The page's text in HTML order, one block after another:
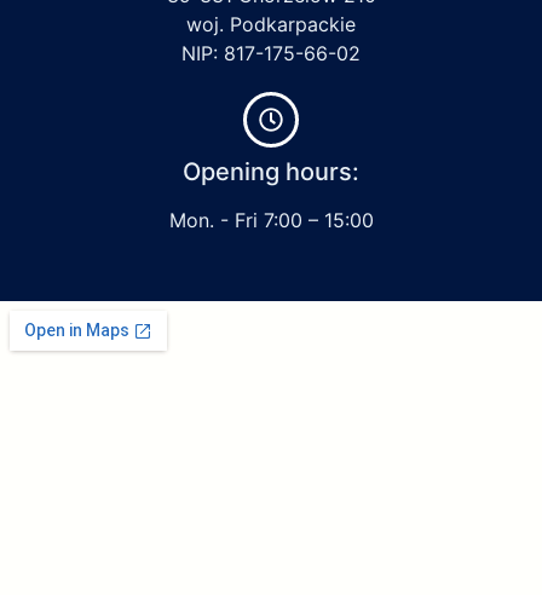
woj. Podkarpackie
NIP: 817-175-66-02
Opening hours:
Mon. - Fri 7:00 – 15:00